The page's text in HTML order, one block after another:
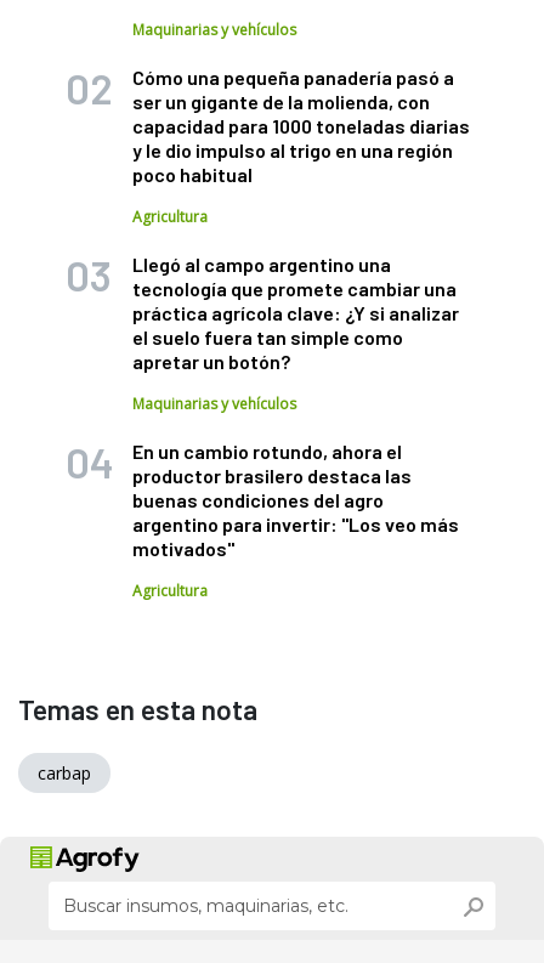
Maquinarias y vehículos
Cómo una pequeña panadería pasó a
ser un gigante de la molienda, con
capacidad para 1000 toneladas diarias
y le dio impulso al trigo en una región
poco habitual
Agricultura
Llegó al campo argentino una
tecnología que promete cambiar una
práctica agrícola clave: ¿Y si analizar
el suelo fuera tan simple como
apretar un botón?
Maquinarias y vehículos
En un cambio rotundo, ahora el
productor brasilero destaca las
buenas condiciones del agro
argentino para invertir: "Los veo más
motivados"
Agricultura
Temas en esta nota
carbap